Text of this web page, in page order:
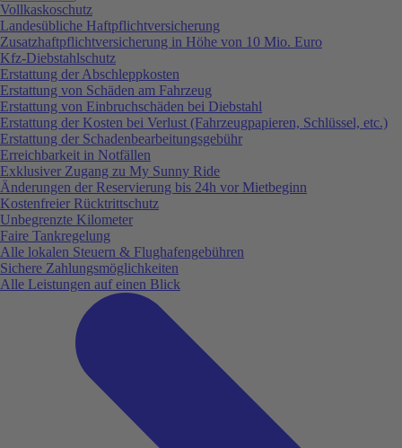
Vollkaskoschutz
Landesübliche Haftpflichtversicherung
Zusatzhaftpflichtversicherung in Höhe von 10 Mio. Euro
Kfz-Diebstahlschutz
Erstattung der Abschleppkosten
Erstattung von Schäden am Fahrzeug
Erstattung von Einbruchschäden bei Diebstahl
Erstattung der Kosten bei Verlust (Fahrzeugpapieren, Schlüssel, etc.)
Erstattung der Schadenbearbeitungsgebühr
Erreichbarkeit in Notfällen
Exklusiver Zugang zu My Sunny Ride
Änderungen der Reservierung bis 24h vor Mietbeginn
Kostenfreier Rücktrittschutz
Unbegrenzte Kilometer
Faire Tankregelung
Alle lokalen Steuern & Flughafengebühren
Sichere Zahlungsmöglichkeiten
Alle Leistungen auf einen Blick